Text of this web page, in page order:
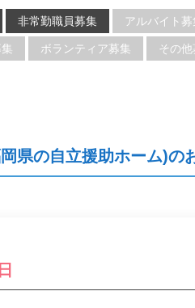
非常勤職員募集 アルバイト募
ボランティア募集 その他
県の自立援助ホーム)の